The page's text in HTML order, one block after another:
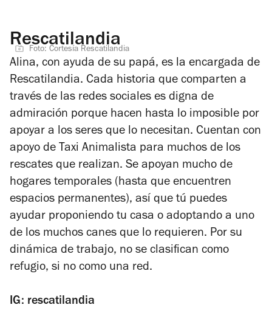
Rescatilandia
Foto: Cortesía Rescatilandia
Alina, con ayuda de su papá, es la encargada de
Rescatilandia. Cada historia que comparten a
través de las redes sociales es digna de
admiración porque hacen hasta lo imposible por
apoyar a los seres que lo necesitan. Cuentan con
apoyo de Taxi Animalista para muchos de los
rescates que realizan. Se apoyan mucho de
hogares temporales (hasta que encuentren
espacios permanentes), así que tú puedes
ayudar proponiendo tu casa o adoptando a uno
de los muchos canes que lo requieren. Por su
dinámica de trabajo, no se clasifican como
refugio, si no como una red.
IG: rescatilandia